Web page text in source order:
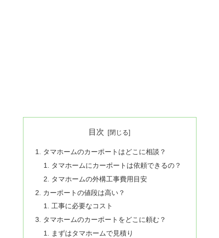
目次
タマホームのカーポートはどこに相談？
タマホームにカーポートは依頼できるの？
タマホームの外構工事費用目安
カーポートの値段は高い？
工事に必要なコスト
タマホームのカーポートをどこに頼む？
まずはタマホームで見積り